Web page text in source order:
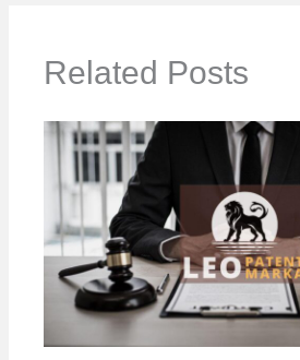
Related Posts